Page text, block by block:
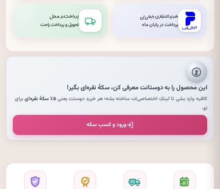
خرید اعتباری دیجی‌پی
پرداخت در پایان ماه
پرداخت در محل
تحویل و پرداخت راحت
این محصول را به دوستانت معرفی کن،سکهٔ نقره‌ایبگیر!
کافیه وارد بشی تا لینکِ اختصاصی‌ات ساخته بشه؛ هر خریدِ دوستت یعنی۵٪ سکهٔ نقره‌ای
برای
تو.
ورود و کسبِ سکه